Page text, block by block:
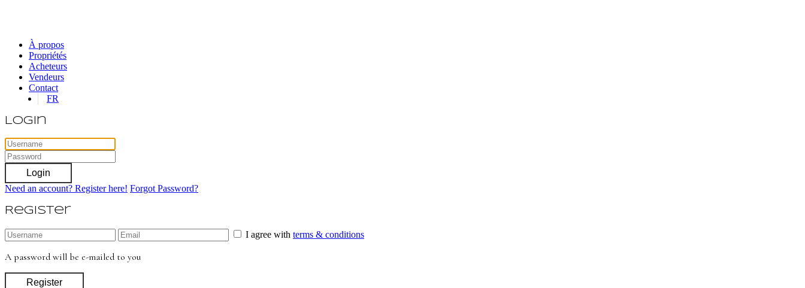
À propos
Propriétés
Acheteurs
Vendeurs
Contact
FR
Login
Login
Need an account? Register here! Forgot Password?
Register
I agree with terms & conditions
A password will be e-mailed to you
Register